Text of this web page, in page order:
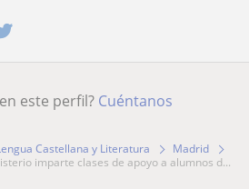
este perfil? Cuéntanos
Castellana y Literatura
Madrid
imparte clases de apoyo a alumnos d...